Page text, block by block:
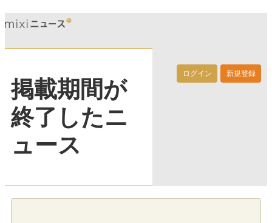
ログイン 新規登録
掲載期間が
終了したニ
ュース